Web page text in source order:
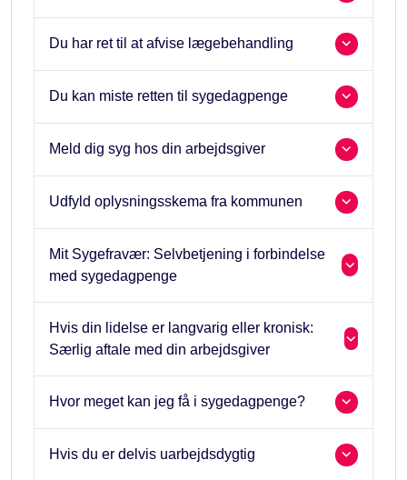
Du har ret til at afvise lægebehandling
Du kan miste retten til sygedagpenge
Meld dig syg hos din arbejdsgiver
Udfyld oplysningsskema fra kommunen
Mit Sygefravær: Selvbetjening i forbindelse
med sygedagpenge
Hvis din lidelse er langvarig eller kronisk:
Særlig aftale med din arbejdsgiver
Hvor meget kan jeg få i sygedagpenge?
Hvis du er delvis uarbejdsdygtig